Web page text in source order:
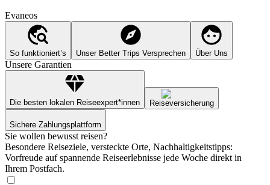
Evaneos
So funktioniert’s Unser Better Trips Versprechen Über Uns
Unsere Garantien
Die besten lokalen Reiseexpert*innen Reiseversicherung
Sichere Zahlungsplattform
Sie wollen bewusst reisen?
Besondere Reiseziele, versteckte Orte, Nachhaltigkeitstipps:
Vorfreude auf spannende Reiseerlebnisse jede Woche direkt in
Ihrem Postfach.